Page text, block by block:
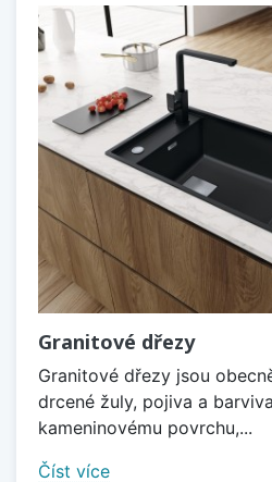
Granitové dřezy
Granitové dřezy jsou
drcené žuly, pojiva a
kameninovému povrchu,...
Číst více